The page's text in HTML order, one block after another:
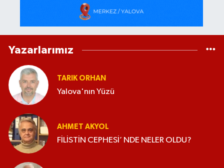
Yazarlarımız
TARIK ORHAN
Yalova'nın Yüzü
AHMET AKYOL
FİLİSTİN CEPHESİ’ NDE NELER OLDU?